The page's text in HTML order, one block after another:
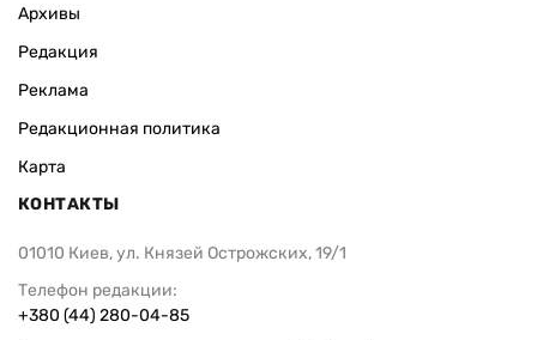
Архивы
Редакция
Реклама
Редакционная политика
Карта
КОНТАКТЫ
01010 Киев, ул. Князей Острожских, 19/1
Телефон редакции:
+380 (44) 280-04-85